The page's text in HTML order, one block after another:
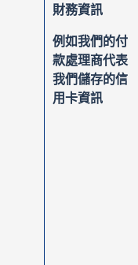
財務資訊
例如我們的付
款處理商代表
我們儲存的信
用卡資訊